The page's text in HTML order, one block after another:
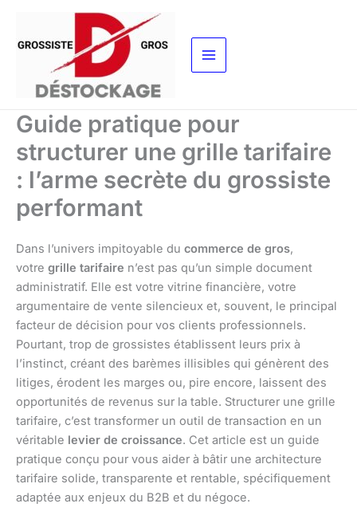
contenu
Guide pratique pour
structurer une grille tarifaire
: l’arme secrète du grossiste
performant
Dans l’univers impitoyable du commerce de gros,
votre grille tarifaire n’est pas qu’un simple document
administratif. Elle est votre vitrine financière, votre
argumentaire de vente silencieux et, souvent, le principal
facteur de décision pour vos clients professionnels.
Pourtant, trop de grossistes établissent leurs prix à
l’instinct, créant des barèmes illisibles qui génèrent des
litiges, érodent les marges ou, pire encore, laissent des
opportunités de revenus sur la table. Structurer une grille
tarifaire, c’est transformer un outil de transaction en un
véritable levier de croissance. Cet article est un guide
pratique conçu pour vous aider à bâtir une architecture
tarifaire solide, transparente et rentable, spécifiquement
adaptée aux enjeux du B2B et du négoce.